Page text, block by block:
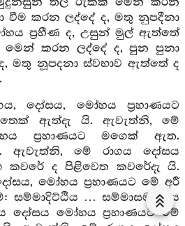
වීම කරන ලද්දේ ද, මතු නුපදීනා
ප්‍රහීණ ද, උසුන් මුල් ඇත්තේ
කරන ලද්දේ ද, පුන පුනා
මතු නූපදනා ස්වභාව ඇත්තේ ද
දෝසය, මෝහය ප්‍රහාණයට
ඇත්දැ යි. ඇවැත්නි, මේ
ප්‍රහාණයට මගෙක් ඇත.
ඇවැත්නි, මේ රාගය දෝසය
කවරේ ද පිළිවෙත කවරේදැ යි.
මෝහය ප්‍රහාණයට මේ අරී
සම්මාදිට්ඨිය … සම්මාසමාධි ය
දෝසය මෝහය ප්‍රහාණයට මේ